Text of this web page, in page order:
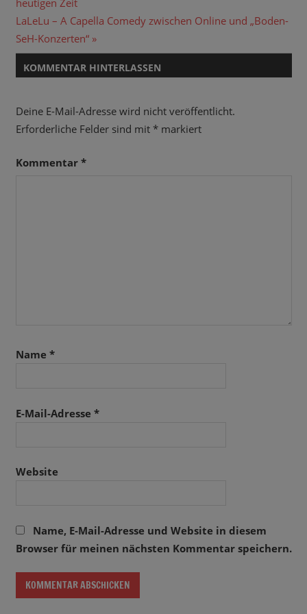
heutigen Zeit
Nächster
Beitrag:
LaLeLu – A Capella Comedy zwischen Online und „Boden-
SeH-Konzerten“
KOMMENTAR HINTERLASSEN
Deine E-Mail-Adresse wird nicht veröffentlicht.
Erforderliche Felder sind mit *markiert
Kommentar *
Name *
E-Mail-Adresse *
Website
Name, E-Mail-Adresse und Website in diesem
Browser für meinen nächsten Kommentar speichern.